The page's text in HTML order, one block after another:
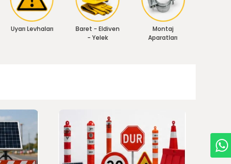
Uyarı Levhaları
Baret - Eldiven
- Yelek
Montaj
Aparatları